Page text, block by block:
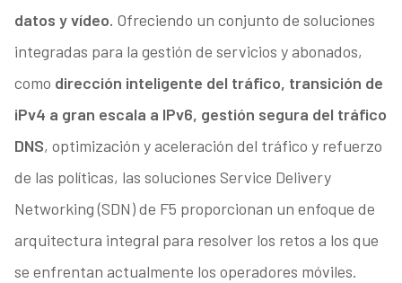
datos y vídeo. Ofreciendo un conjunto de soluciones
integradas para la gestión de servicios y abonados,
como dirección inteligente del tráfico, transición de
iPv4 a gran escala a IPv6, gestión segura del tráfico
DNS, optimización y aceleración del tráfico y refuerzo
de las políticas, las soluciones Service Delivery
Networking (SDN) de F5 proporcionan un enfoque de
arquitectura integral para resolver los retos a los que
se enfrentan actualmente los operadores móviles.